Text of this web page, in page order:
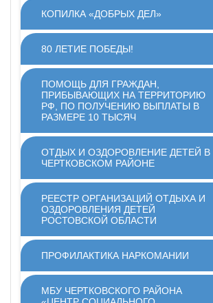
КОПИЛКА «ДОБРЫХ ДЕЛ»
80 ЛЕТИЕ ПОБЕДЫ!
ПОМОЩЬ ДЛЯ ГРАЖДАН,
ПРИБЫВАЮЩИХ НА ТЕРРИТОРИЮ
РФ, ПО ПОЛУЧЕНИЮ ВЫПЛАТЫ В
РАЗМЕРЕ 10 ТЫСЯЧ
ОТДЫХ И ОЗДОРОВЛЕНИЕ ДЕТЕЙ В
ЧЕРТКОВСКОМ РАЙОНЕ
РЕЕСТР ОРГАНИЗАЦИЙ ОТДЫХА И
ОЗДОРОВЛЕНИЯ ДЕТЕЙ
РОСТОВСКОЙ ОБЛАСТИ
ПРОФИЛАКТИКА НАРКОМАНИИ
МБУ ЧЕРТКОВСКОГО РАЙОНА